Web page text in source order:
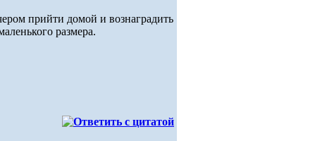
прийти домой и вознаградить
размера.